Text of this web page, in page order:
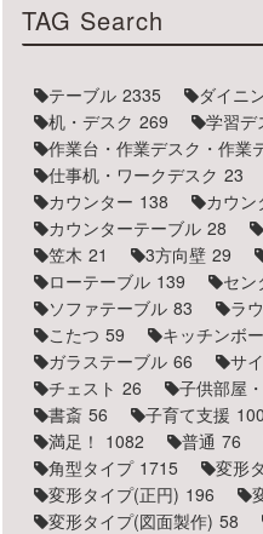
TAG Search
テーブル 2335 ダイニ
机・デスク 269 学習デ
作業台・作業デスク・作業
仕事机・ワークデスク 23
カウンター 138 カウン
カウンターテーブル 28
笠木 21 3方向壁 29
ローテーブル 139 セン
ソファテーブル 83 ラ
こたつ 59 キッチンボ
ガラステーブル 66 サ
チェスト 26 子供部屋
書斎 56 子育て支援 100
満足！ 1082 普通 76
角型タイプ 1715 変形
変形タイプ(正円) 196
変形タイプ(図面製作) 58